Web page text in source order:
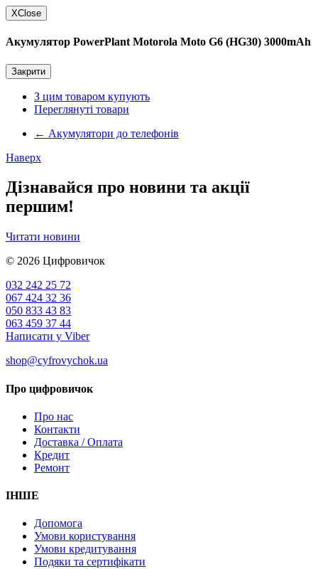
XClose
Акумулятор PowerPlant Motorola Moto G6 (HG30) 3000mAh
Закрити
З цим товаром купують
Переглянуті товари
← Акумулятори до телефонів
Наверх
Дізнавайся про новини та акції
першим!
Читати новини
© 2026 Цифровичок
032 242 25 72
067 424 32 36
050 833 43 83
063 459 37 44
Написати у Viber
shop@cyfrovychok.ua
Про цифровичок
Про нас
Контакти
Доставка / Оплата
Кредит
Ремонт
ІНШЕ
Допомога
Умови користування
Умови кредитування
Подяки та сертифікати